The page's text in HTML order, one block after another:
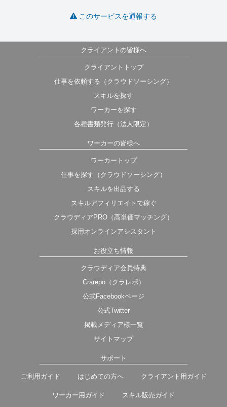
このサービスを通報する
クライアントの皆様へ
クライアントトップ
仕事を依頼する（クラウドソーシング）
スキルを探す
ワーカーを探す
各種書類発行（法人限定）
ワーカーの皆様へ
ワーカートップ
仕事を探す（クラウドソーシング）
スキルを出品する
スキルアフィリエイトで稼ぐ
クラウディアPRO（高単価マッチング）
採用オンラインアシスタント
お役立ち情報
クラウディア会員特典
Crarepo（クラレポ）
公式Facebookページ
公式Twitter
掲載メディア様一覧
サイトマップ
サポート
ご利用ガイド はじめての方へ クライアント用ガイド
ワーカー用ガイド スキル販売ガイド